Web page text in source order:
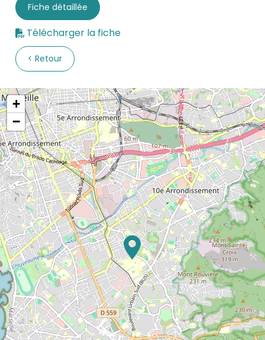
Retour
Fiche détaillée
Télécharger la fiche
+
−